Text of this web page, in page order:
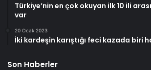
Türkiye’nin en çok okuyan ilk 10 ili
var
20 Ocak 2023
İki kardeşin karıştığı feci kazada biri
Son Haberler